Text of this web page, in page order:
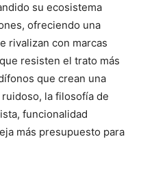
su ecosistema
ofreciendo una
rivalizan con marcas
resisten el trato más
que crean una
la filosofía de
funcionalidad
más presupuesto para